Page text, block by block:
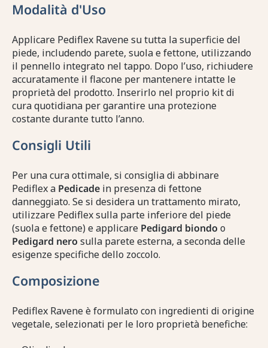
Modalità d'Uso
Applicare Pediflex Ravene su tutta la superficie del
piede, includendo parete, suola e fettone, utilizzando
il pennello integrato nel tappo. Dopo l’uso, richiudere
accuratamente il flacone per mantenere intatte le
proprietà del prodotto. Inserirlo nel proprio kit di
cura quotidiana per garantire una protezione
costante durante tutto l’anno.
Consigli Utili
Per una cura ottimale, si consiglia di abbinare
Pediflex a Pedicade in presenza di fettone
danneggiato. Se si desidera un trattamento mirato,
utilizzare Pediflex sulla parte inferiore del piede
(suola e fettone) e applicare Pedigard biondo o
Pedigard nero sulla parete esterna, a seconda delle
esigenze specifiche dello zoccolo.
Composizione
Pediflex Ravene è formulato con ingredienti di origine
vegetale, selezionati per le loro proprietà benefiche: